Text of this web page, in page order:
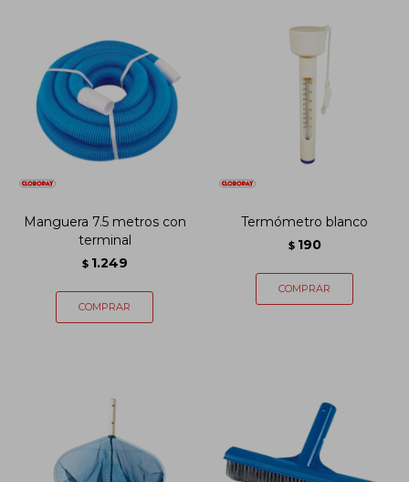
Manguera 7.5 metros con
terminal
$ 1.249
Termómetro blanco
$ 190